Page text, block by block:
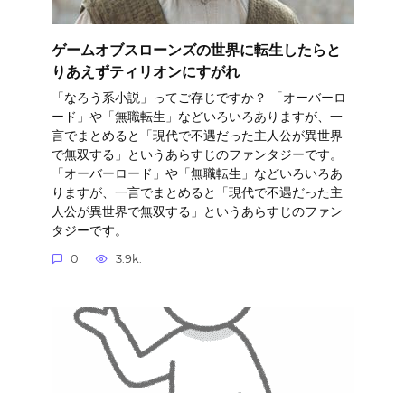
ゲームオブスローンズの世界に転生したらと
りあえずティリオンにすがれ
「なろう系小説」ってご存じですか？ 「オーバーロ
ード」や「無職転生」などいろいろありますが、一
言でまとめると「現代で不遇だった主人公が異世界
で無双する」というあらすじのファンタジーです。
「オーバーロード」や「無職転生」などいろいろあ
りますが、一言でまとめると「現代で不遇だった主
人公が異世界で無双する」というあらすじのファン
タジーです。
0 3.9k.